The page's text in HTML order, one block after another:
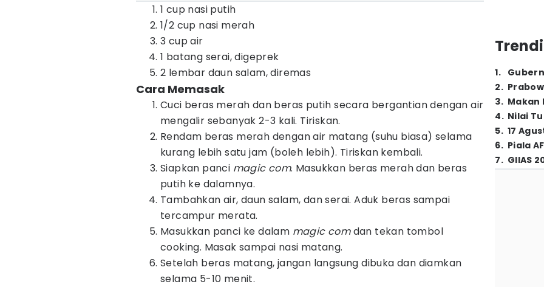
1 cup nasi putih
1/2 cup nasi merah
3 cup air
1 batang serai, digeprek
2 lembar daun salam, diremas
Cara Memasak
Cuci beras merah dan beras putih secara bergantian dengan air
mengalir sebanyak 2-3 kali. Tiriskan.
Rendam beras merah dengan air matang (suhu biasa) selama
kurang lebih satu jam (boleh lebih). Tiriskan kembali.
Siapkan panci magic com. Masukkan beras merah dan beras
putih ke dalamnya.
Tambahkan air, daun salam, dan serai. Aduk beras sampai
tercampur merata.
Masukkan panci ke dalam magic comdan tekan tombol
cooking. Masak sampai nasi matang.
Setelah beras matang, jangan langsung dibuka dan diamkan
selama 5-10 menit.
1.
2.
3. Makan
4. Nilai
5. 17
6. Piala
7. GIIAS